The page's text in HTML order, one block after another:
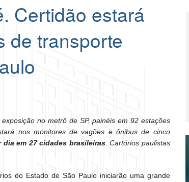
Certidão estará
de transporte
exposição no metrô de SP, painéis em 92 estações
nos monitores de vagões e ônibus de cinco
em 27 cidades brasileiras. Cartórios paulistas
do Estado de São Paulo iniciarão uma grande